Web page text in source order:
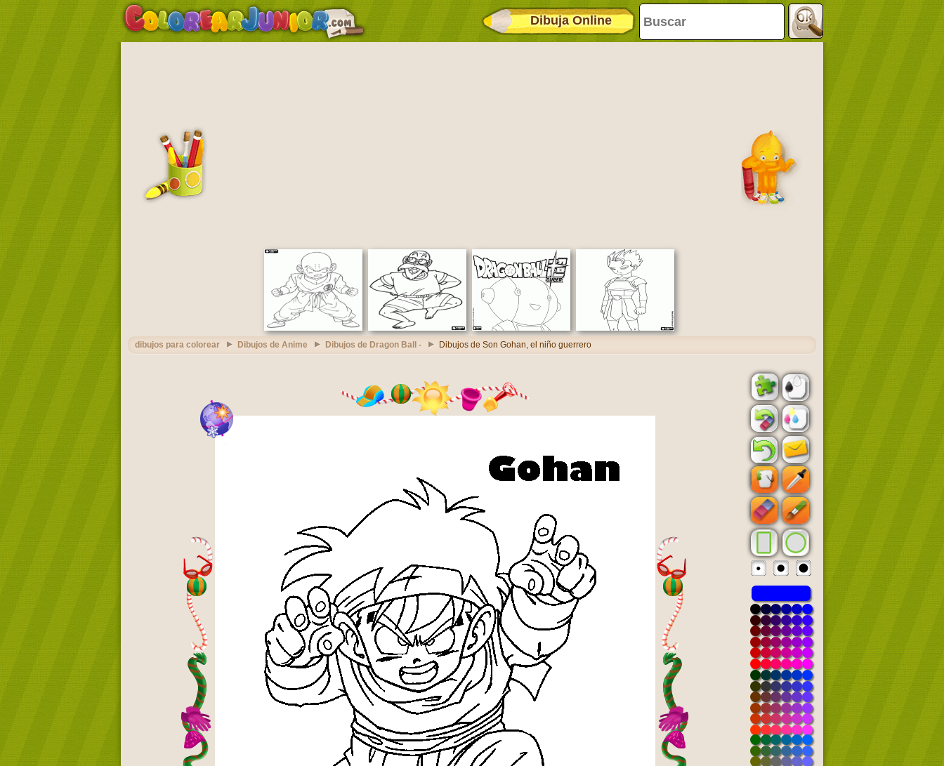
Dibuja Online
dibujos para colorear Dibujos de Anime Dibujos de Dragon Ball - Dibujos de Son Gohan, el niño guerrero